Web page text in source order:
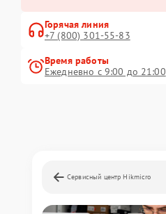
Горячая линия
+7 (800) 301-55-83
Время работы
Ежедневно с 9:00 до 21:00
Сервисный центр Hikmicro